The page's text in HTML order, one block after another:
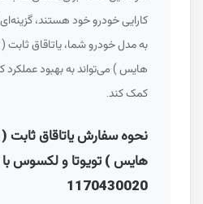
کارایی خودرو خود هستند، گزینه‌ای
به مدل خودرو شما، یاتاقاق ثابت (
هایس ) می‌تواند به بهبود عملکرد کلی
کمک کند.
نحوه سفارش یاتاقاق ثابت (
هایس ) تویوتا و لکسوس با
1170430020